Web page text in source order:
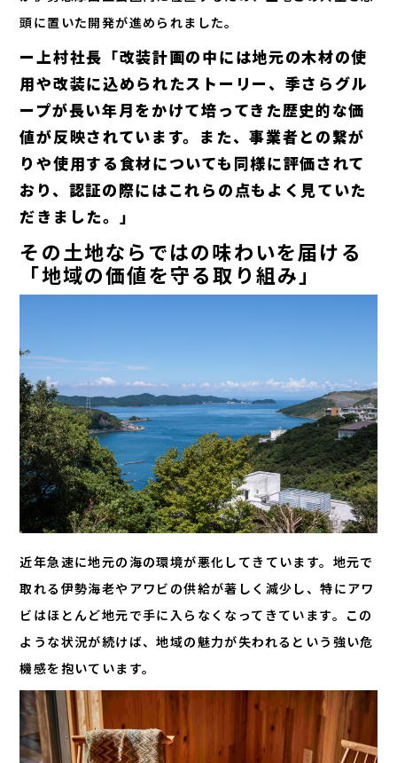
頭に置いた開発が進められました。
ー上村社長「改装計画の中には地元の木材の使
用や改装に込められたストーリー、季さらグル
ープが長い年月をかけて培ってきた歴史的な価
値が反映されています。また、事業者との繋が
りや使用する食材についても同様に評価されて
おり、認証の際にはこれらの点もよく見ていた
だきました。」
その土地ならではの味わいを届ける
「地域の価値を守る取り組み」
近年急速に地元の海の環境が悪化してきています。地元で
取れる伊勢海老やアワビの供給が著しく減少し、特にアワ
ビはほとんど地元で手に入らなくなってきています。この
ような状況が続けば、地域の魅力が失われるという強い危
機感を抱いています。